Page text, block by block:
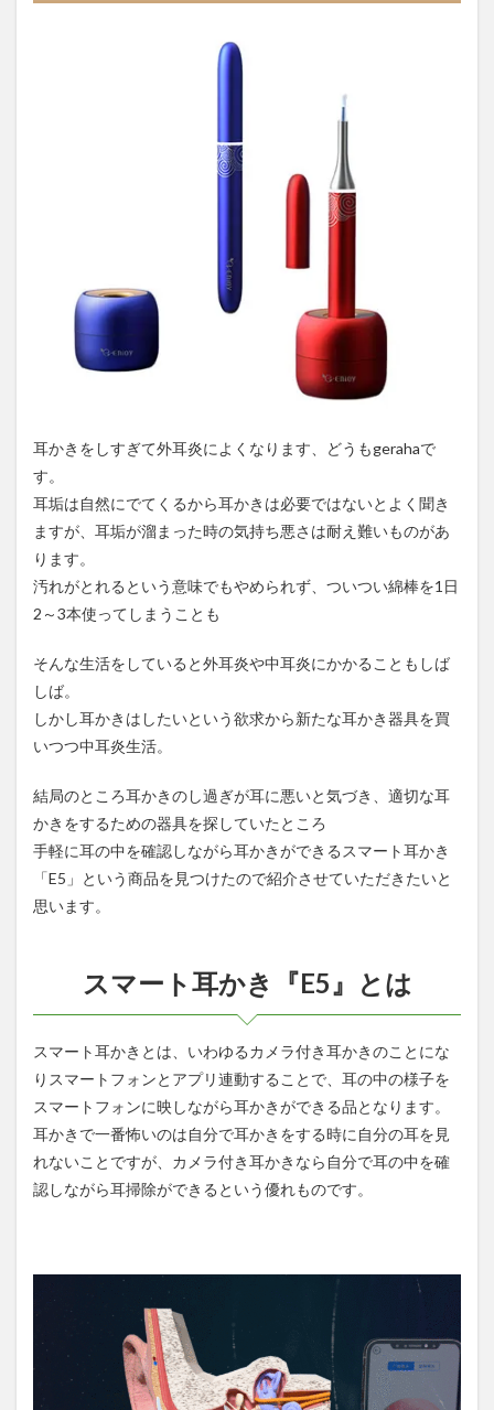
安心ス
カメ
ラと
白色
LEDで
きり
表示
1.3
ネジ
式固
定の
軟式
プラ
スチ
製耳
かき
1.4
め
耳かきをしすぎて外耳炎によくなります、どうもgerahaで
す。
耳垢は自然にでてくるから耳かきは必要ではないとよく聞き
ますが、耳垢が溜まった時の気持ち悪さは耐え難いものがあ
ります。
汚れがとれるという意味でもやめられず、ついつい綿棒を1日
2～3本使ってしまうことも
そんな生活をしていると外耳炎や中耳炎にかかることもしば
しば。
しかし耳かきはしたいという欲求から新たな耳かき器具を買
いつつ中耳炎生活。
結局のところ耳かきのし過ぎが耳に悪いと気づき、適切な耳
かきをするための器具を探していたところ
手軽に耳の中を確認しながら耳かきができるスマート耳かき
「E5」という商品を見つけたので紹介させていただきたいと
思います。
スマート耳かき『E5』とは
スマート耳かきとは、いわゆるカメラ付き耳かきのことにな
りスマートフォンとアプリ連動することで、耳の中の様子を
スマートフォンに映しながら耳かきができる品となります。
耳かきで一番怖いのは自分で耳かきをする時に自分の耳を見
れないことですが、カメラ付き耳かきなら自分で耳の中を確
認しながら耳掃除ができるという優れものです。